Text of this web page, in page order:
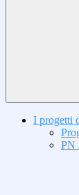
I progetti
PN